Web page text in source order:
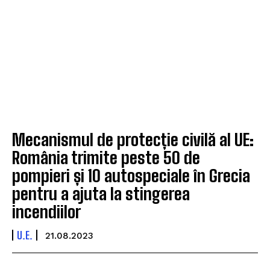
Mecanismul de protecție civilă al UE:
România trimite peste 50 de
pompieri și 10 autospeciale în Grecia
pentru a ajuta la stingerea
incendiilor
U.E. 21.08.2023